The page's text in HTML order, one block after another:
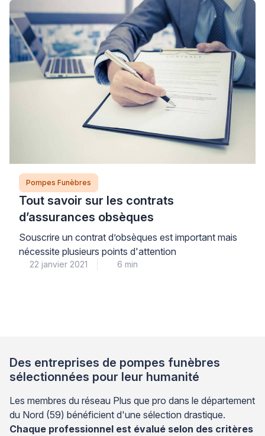
pour répondre aux souhaits du défunt et de ses
proches. Cet article vous guide à travers les étapes
cruciales pour […]
Pompes Funèbres
Tout savoir sur les contrats
d’assurances obsèques
Souscrire un contrat d’obsèques est important mais
nécessite plusieurs points d'attention
22 janvier 2021 6 min
Des entreprises de pompes funèbres
sélectionnées pour leur humanité
Les membres du réseau Plus que pro dans le département
du Nord (59) bénéficient d'une sélection drastique.
Chaque professionnel est évalué selon des critères